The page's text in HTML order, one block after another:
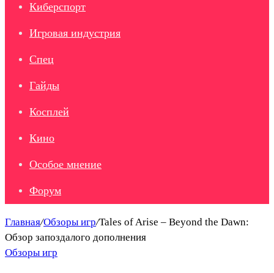
Киберспорт
Игровая индустрия
Спец
Гайды
Косплей
Кино
Особое мнение
Форум
Главная/Обзоры игр/Tales of Arise – Beyond the Dawn:
Обзор запоздалого дополнения
Обзоры игр